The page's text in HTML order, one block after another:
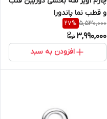
و قطب نما پاندورا
5,530,000
27%
3,990,000
افزودن به سبد